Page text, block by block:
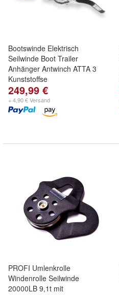
Bootswinde Elektrisch
Seilwinde Boot Trailer
Anhänger Antwinch ATTA 3
Kunststoffse
249,99 €
+ 4,90 € Versand
PROFI Umlenkrolle
Windenrolle Seilwinde
20000LB 9,1t mit